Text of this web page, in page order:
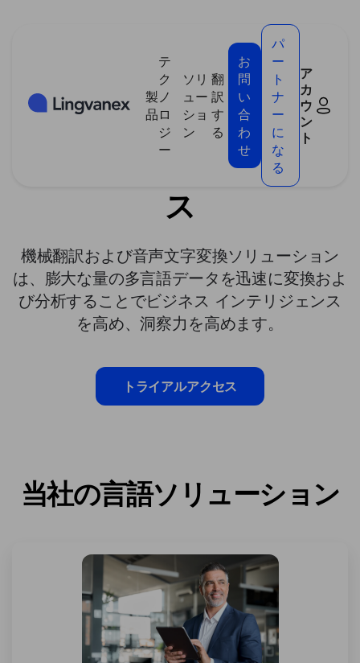
製
品
テ
ク
ノ
ロ
ジ
ー
ソリ
ュー
ショ
ン
翻
訳
す
る
お
問
い
合
わ
せ
パ
ー
ト
ナ
ー
に
な
る
ア
カ
ウ
ン
ト
> ソリューション > ビジネスインテリジェンス
ビジネスインテリジェン
ス
機械翻訳および音声文字変換ソリューション
は、膨大な量の多言語データを迅速に変換およ
び分析することでビジネス インテリジェンス
を高め、洞察力を高めます。
トライアルアクセス
当社の言語ソリューション